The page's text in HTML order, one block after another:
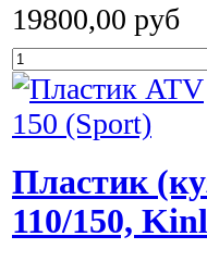
19800,00 руб
Пластик
110/150,